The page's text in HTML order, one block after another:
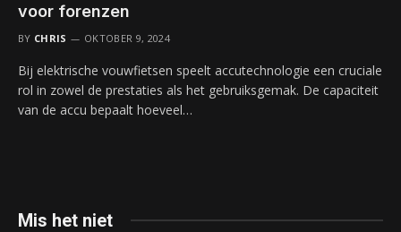
voor forenzen
BY CHRIS OKTOBER 9, 2024
Bij elektrische vouwfietsen speelt accutechnologie een cruciale
rol in zowel de prestaties als het gebruiksgemak. De capaciteit
van de accu bepaalt hoeveel…
Mis het niet